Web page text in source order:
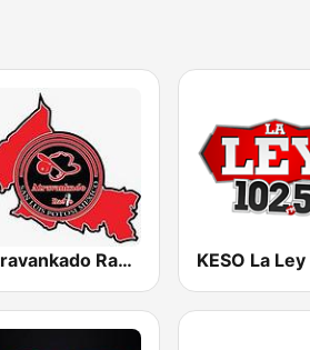
Atravankado Radio